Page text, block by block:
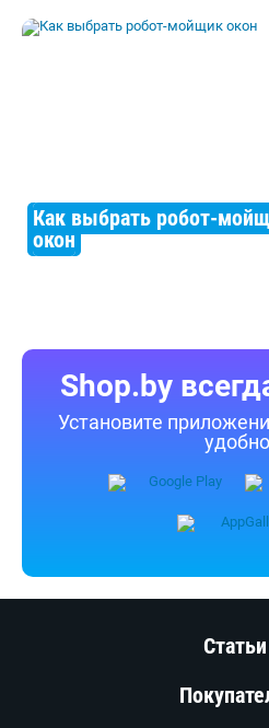
Как выбрать робот-
окон
Shop.by
Установите
Статьи